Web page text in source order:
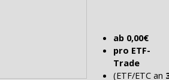
ab 0,00€
pro ETF-
Trade
(ETF/ETC an